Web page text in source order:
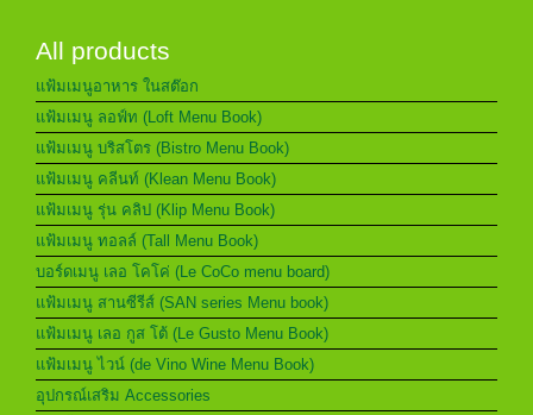
All products
แฟ้มเมนูอาหาร ในสต๊อก
แฟ้มเมนู ลอฟ์ท (Loft Menu Book)
แฟ้มเมนู บริสโตร (Bistro Menu Book)
แฟ้มเมนู คลีนท์ (Klean Menu Book)
แฟ้มเมนู รุ่น คลิป (Klip Menu Book)
แฟ้มเมนู ทอลล์ (Tall Menu Book)
บอร์ดเมนู เลอ โคโค่ (Le CoCo menu board)
แฟ้มเมนู สานซีรีส์ (SAN series Menu book)
แฟ้มเมนู เลอ กูส โต้ (Le Gusto Menu Book)
แฟ้มเมนู ไวน์ (de Vino Wine Menu Book)
อุปกรณ์เสริม Accessories